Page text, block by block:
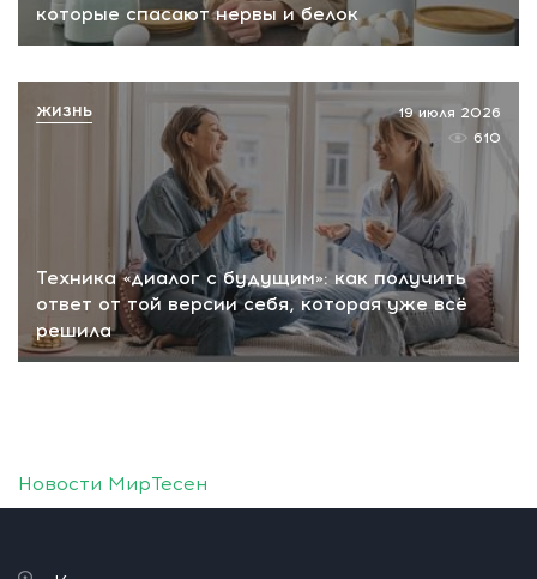
которые спасают нервы и белок
Техника «диалог с будущим»: как получить
ответ от той версии себя, которая уже всё
решила
19 июля 2026
610
ЖИЗНЬ
Новости МирТесен